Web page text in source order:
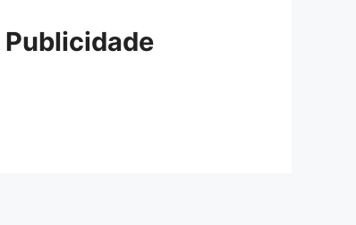
Publicidade